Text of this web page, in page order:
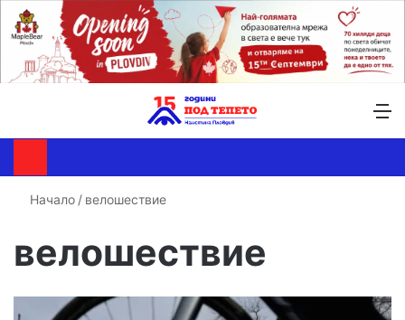
Начало / велошествие
велошествие